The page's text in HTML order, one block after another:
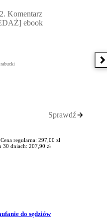
Komentarz
ebook
Sprawdź
Cena regularna: 297,00 zł
30 dniach: 207,90 zł
do sędziów